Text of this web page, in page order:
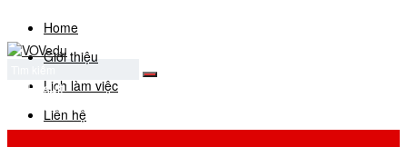
Home
Giới thiệu
Lịch làm việc
Liên hệ
No Result
View All Result